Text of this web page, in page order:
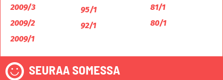
2009/3
2009/2
2009/1
95/1
92/1
81/1
80/1
SEURAA SOMESSA